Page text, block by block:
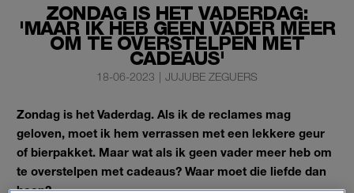
ZONDAG IS HET VADERDAG:
'MAAR IK HEB GEEN VADER MEER
OM TE OVERSTELPEN MET
CADEAUS'
18-06-2023 | JUJUBE ZEGUERS
Zondag is het Vaderdag. Als ik de reclames mag
geloven, moet ik hem verrassen met een lekkere geur
of bierpakket. Maar wat als ik geen vader meer heb om
te overstelpen met cadeaus? Waar moet die liefde dan
heen?